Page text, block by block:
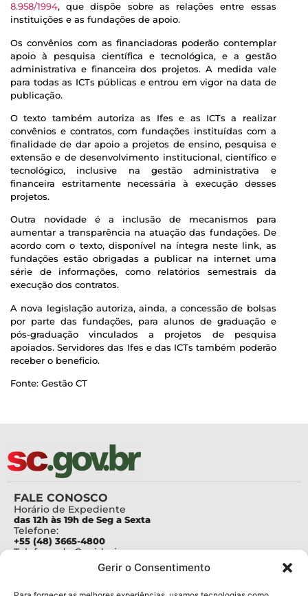
Gerir o Consentimento
8.958/1994, que dispõe sobre as relações entre essas
instituições e as fundações de apoio.
Os convênios com as financiadoras poderão contemplar
apoio à pesquisa científica e tecnológica, e a gestão
administrativa e financeira dos projetos. A medida vale
para todas as ICTs públicas e entrou em vigor na data de
publicação.
O texto também autoriza as Ifes e as ICTs a realizar
convênios e contratos, com fundações instituídas com a
finalidade de dar apoio a projetos de ensino, pesquisa e
extensão e de desenvolvimento institucional, científico e
tecnológico, inclusive na gestão administrativa e
financeira estritamente necessária à execução desses
projetos.
Outra novidade é a inclusão de mecanismos para
aumentar a transparência na atuação das fundações. De
acordo com o texto, disponível na íntegra neste link, as
fundações estão obrigadas a publicar na internet uma
série de informações, como relatórios semestrais da
execução dos contratos.
A nova legislação autoriza, ainda, a concessão de bolsas
por parte das fundações, para alunos de graduação e
pós-graduação vinculados a projetos de pesquisa
apoiados. Servidores das Ifes e das ICTs também poderão
receber o beneficio.
Fonte: Gestão CT
FALE CONOSCO
Horário de Expediente
das 12h às 19h de Seg a Sexta
Telefone:
+55 (48) 3665-4800
Telefone da Ouvidoria